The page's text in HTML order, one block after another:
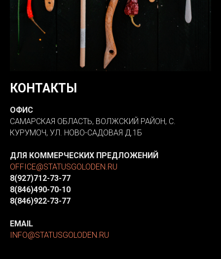
КОНТАКТЫ
ОФИС
САМАРСКАЯ ОБЛАСТЬ, ВОЛЖСКИЙ РАЙОН, С.
КУРУМОЧ, УЛ. НОВО-САДОВАЯ Д.1Б
ДЛЯ КОММЕРЧЕСКИХ ПРЕДЛОЖЕНИЙ
OFFICE@STATUSGOLODEN.RU
8(927)712-73-77
8(846)490-70-10
8(846)922-73-77
EMAIL
INFO@STATUSGOLODEN.RU